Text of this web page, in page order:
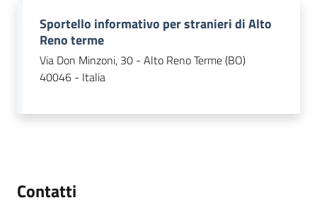
Servizi
Leggi Atti Bandi
Sportello informativo per stranieri di Alto
Reno terme
Via Don Minzoni, 30 - Alto Reno Terme (BO)
40046 - Italia
Contatti